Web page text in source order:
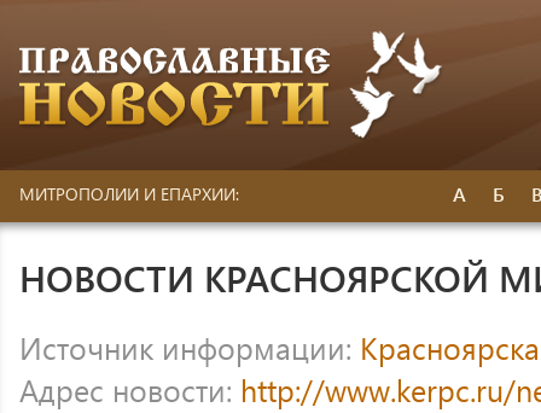
МИТРОПОЛИИ И ЕПАРХИИ: А Б
НОВОСТИ КРАСНОЯРСКОЙ
Источник информации:
Адрес новости: http://www.kerpc.ru/